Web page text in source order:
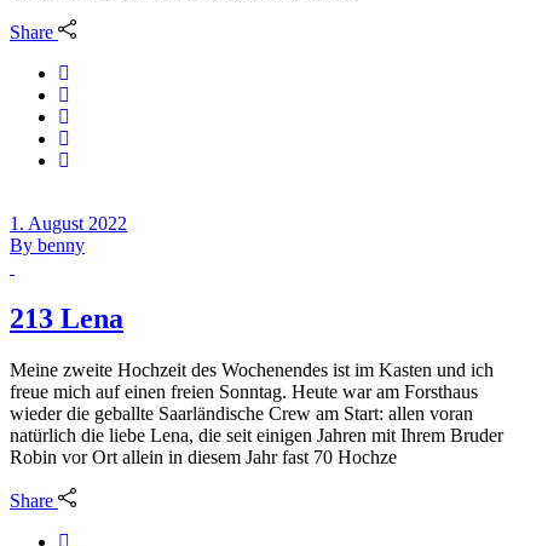
Share
1. August 2022
By benny
213 Lena
Meine zweite Hochzeit des Wochenendes ist im Kasten und ich
freue mich auf einen freien Sonntag. Heute war am Forsthaus
wieder die geballte Saarländische Crew am Start: allen voran
natürlich die liebe Lena, die seit einigen Jahren mit Ihrem Bruder
Robin vor Ort allein in diesem Jahr fast 70 Hochze
Share